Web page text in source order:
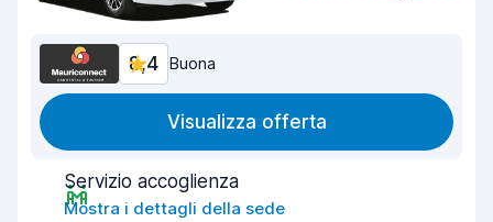
8,4 Buona
Visualizza offerta
Servizio accoglienza
Mostra i dettagli della sede